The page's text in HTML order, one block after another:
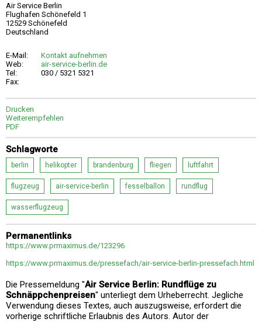
Air Service Berlin
Flughafen Schönefeld 1
12529 Schönefeld
Deutschland
E-Mail:
Kontakt aufnehmen
Web:
air-service-berlin.de
Tel:
030 / 5321 5321
Fax:
Drucken
Weiterempfehlen
PDF
Schlagworte
berlin helikopter brandenburg fliegen luftfahrt
flugzeug air-service-berlin fesselballon rundflug
wasserflugzeug
Permanentlinks
https://www.prmaximus.de/123296
https://www.prmaximus.de/pressefach/air-service-berlin-pressefach.html
Die Pressemeldung "Air Service Berlin: Rundflüge zu
Schnäppchenpreisen" unterliegt dem Urheberrecht. Jegliche
Verwendung dieses Textes, auch auszugsweise, erfordert die
vorherige schriftliche Erlaubnis des Autors. Autor der